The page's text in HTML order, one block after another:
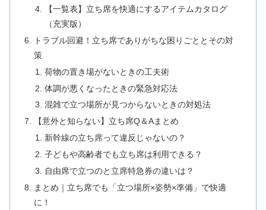
【一覧表】立ち席を快適にするアイテムカタログ
（充実版）
トラブル回避！立ち席でありがちな困りごととその対
策
荷物の置き場がないときの工夫術
体調が悪くなったときの緊急対応法
混雑で立つ場所が見つからないときの対処法
【意外と知らない】立ち席Q＆Aまとめ
新幹線の立ち席って違反じゃないの？
子どもや高齢者でも立ち席は利用できる？
自由席で立つのと立席特急券の違いは？
まとめ｜立ち席でも「立つ場所×姿勢×準備」で快適
に！